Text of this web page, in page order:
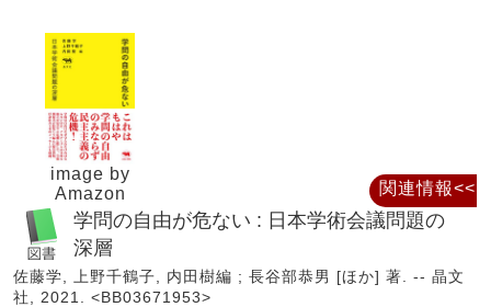
image by
Amazon
学問の自由が危ない : 日本学術会議問題の
深層
佐藤学, 上野千鶴子, 内田樹編 ; 長谷部恭男 [ほか] 著. -- 晶文
社, 2021. <BB03671953>
関連情報<<